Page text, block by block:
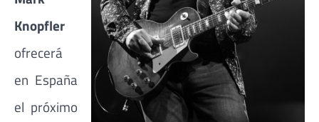
Knopfler
ofrecerá
en España
el próximo